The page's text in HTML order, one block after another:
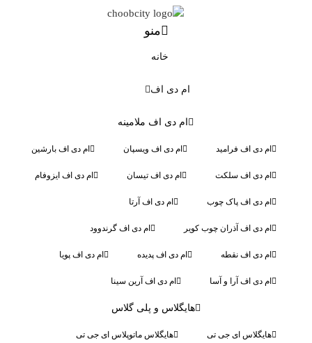
منو
خانه
ام دی اف
ام دی اف ملامینه
ام دی اف فرامید ام دی اف ویسپان ام دی اف بارشین
ام دی اف سلکت ام دی اف تیسان ام دی اف ایزوفام
ام دی اف پاک چوب ام دی اف آرتا
ام دی اف آذران چوب کویر ام دی اف گرندوود
ام دی اف نقطه ام دی اف پدیده ام دی اف پویا
ام دی اف آرا و آسا ام دی اف آرین سینا
هایگلاس و پلی گلاس
هایگلاس ای جی تی هایگلاس ماتوپلاس ای جی تی